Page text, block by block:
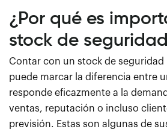
¿Por qué es
stock de
Contar con un stock de seguridad
puede marcar la diferencia entre
responde eficazmente a la
ventas, reputación o incluso
previsión. Estas son algunas de